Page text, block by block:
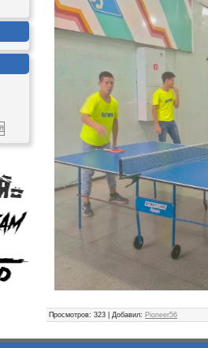
Просмотров: 323 | Добавил: Pioneer56